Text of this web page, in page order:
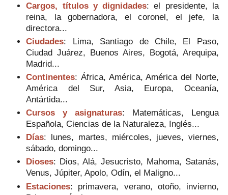
Cargos, títulos y dignidades: el presidente, la
reina, la gobernadora, el coronel, el jefe, la
directora...
Ciudades: Lima, Santiago de Chile, El Paso,
Ciudad Juárez, Buenos Aires, Bogotá, Arequipa,
Madrid...
Continentes: África, América, América del Norte,
América del Sur, Asia, Europa, Oceanía,
Antártida...
Cursos y asignaturas: Matemáticas, Lengua
Española, Ciencias de la Naturaleza, Inglés...
Días: lunes, martes, miércoles, jueves, viernes,
sábado, domingo...
Dioses: Dios, Alá, Jesucristo, Mahoma, Satanás,
Venus, Júpiter, Apolo, Odín, el Maligno...
Estaciones: primavera, verano, otoño, invierno,